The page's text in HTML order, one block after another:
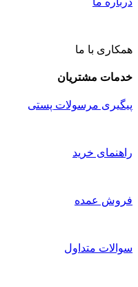
همکاری با ما
خدمات مشتریان
پیگیری مرسولات پستی
راهنمای خرید
فروش عمده
سوالات متداول